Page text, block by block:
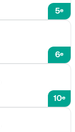
5e
6e
10e